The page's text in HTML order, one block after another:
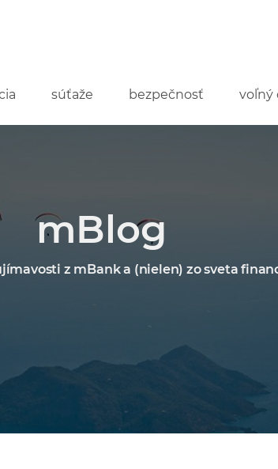
súťaže bezpečnosť voľný
mBlog
z mBank a (nielen) zo sveta